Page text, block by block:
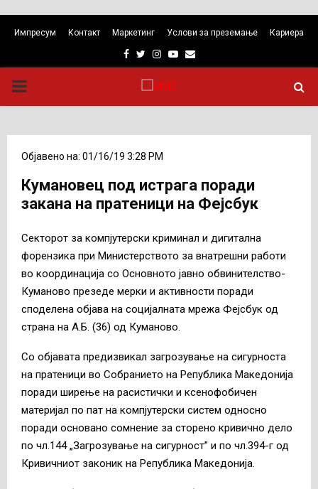
Импресум Контакт Маркетинг Услови за преземање Кариера
Facebook
TwitterInstagram
Youtube
Email
PRIMARY
Објавено на: 01/16/19 3:28 PM
Кумановец под истрага поради
закана на пратеници на Фејсбук
Секторот за компјутерски криминал и дигитална
форензика при Министерството за внатрешни работи
во координација со Основното јавно обвинителство-
Куманово презеде мерки и активности поради
споделена објава на социјалната мрежа Фејсбук од
страна на А.Б. (36) од Куманово.
Со објавата предизвикал загрозување на сигурноста
на пратеници во Собранието на Република Македонија
поради ширење на расистички и ксенофобичен
материјал по пат на компјутерски систем односно
поради основано сомнение за сторено кривично дело
по чл.144 „Загрозување на сигурност” и по чл.394-г од
Кривичниот законик на Република Македонија.